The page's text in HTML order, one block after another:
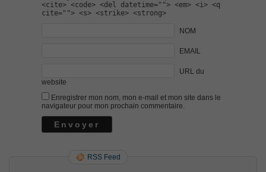
<cite> <code> <del datetime=""> <em> <i> <q
cite=""> <s> <strike> <strong>
NOM
EMAIL
URL du
website
Enregistrer mon nom, mon e-mail et mon site dans le
navigateur pour mon prochain commentaire.
RSS Feed